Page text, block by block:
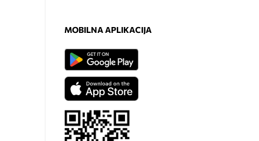
MOBILNA APLIKACIJA